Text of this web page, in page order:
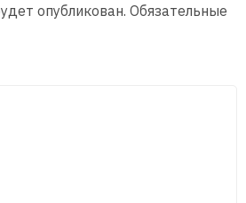
опубликован. Обязательные